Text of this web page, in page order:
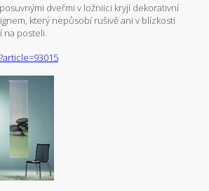
dveřmi v ložniici kryjí dekorativní
který nepůsobí rušivě ani v blízkosti
na posteli.